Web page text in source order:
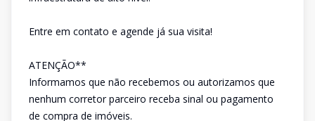
Entre em contato e agende já sua visita!
ATENÇÃO**
Informamos que não recebemos ou autorizamos que
nenhum corretor parceiro receba sinal ou pagamento
de compra de imóveis.